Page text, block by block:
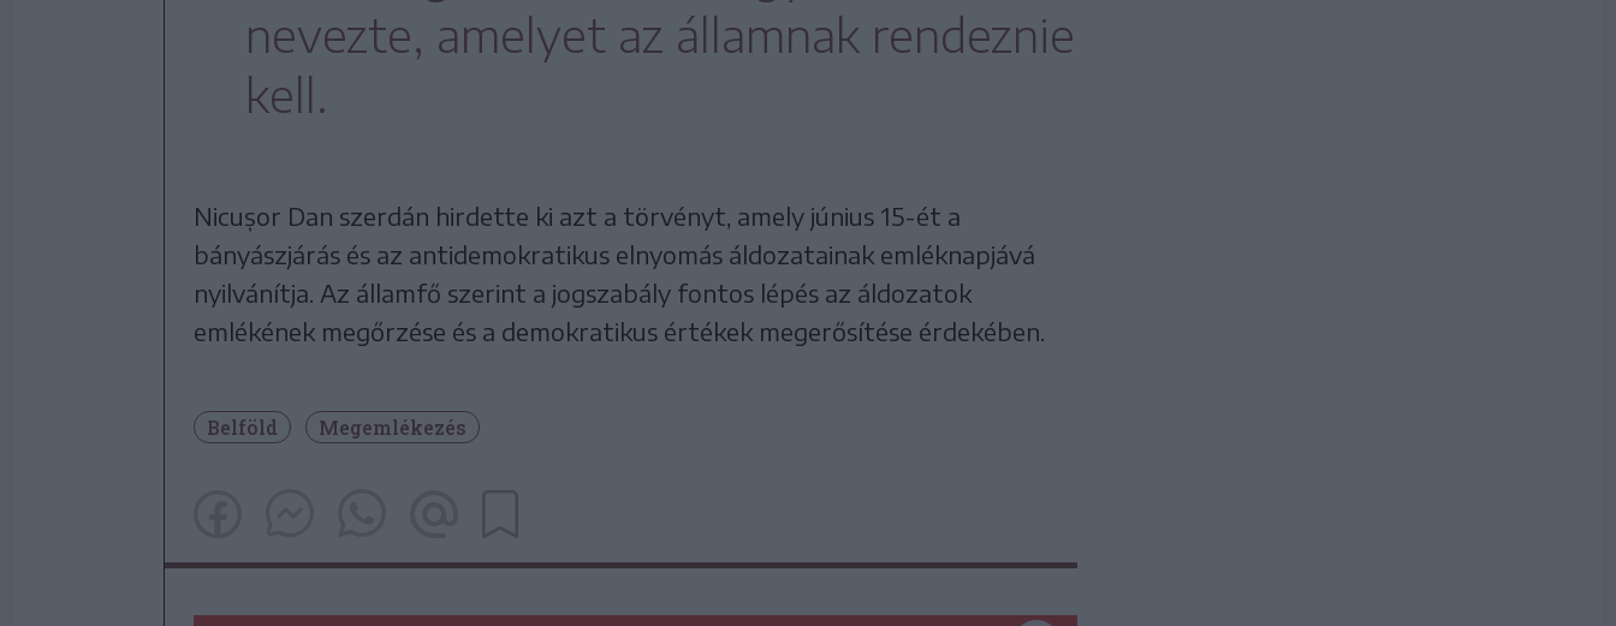
nevezte, amelyet az államnak rendeznie
kell.
Nicușor Dan szerdán hirdette ki azt a törvényt, amely június 15-ét a
bányászjárás és az antidemokratikus elnyomás áldozatainak emléknapjává
nyilvánítja. Az államfő szerint a jogszabály fontos lépés az áldozatok
emlékének megőrzése és a demokratikus értékek megerősítése érdekében.
Belföld Megemlékezés